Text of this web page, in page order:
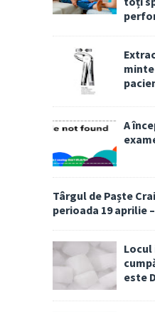
A
Târgul de Paște
perioada 19 aprilie
Locul
este